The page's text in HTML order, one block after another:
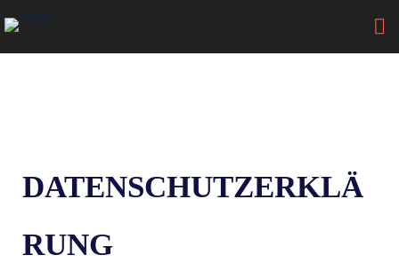
DATENSCHUTZERKLÄ
RUNG